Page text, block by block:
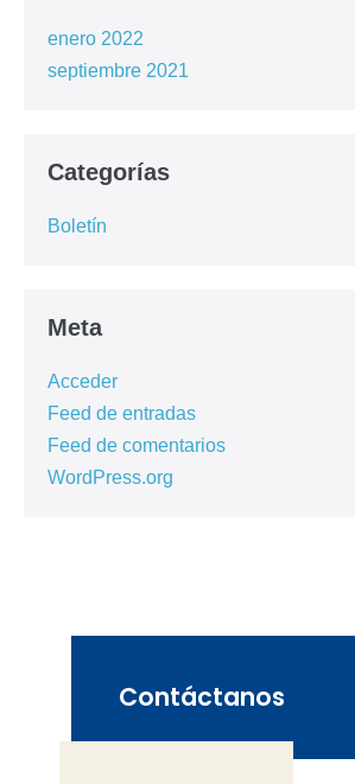
enero 2022
septiembre 2021
Categorías
Boletín
Meta
Acceder
Feed de entradas
Feed de comentarios
WordPress.org
Contáctanos